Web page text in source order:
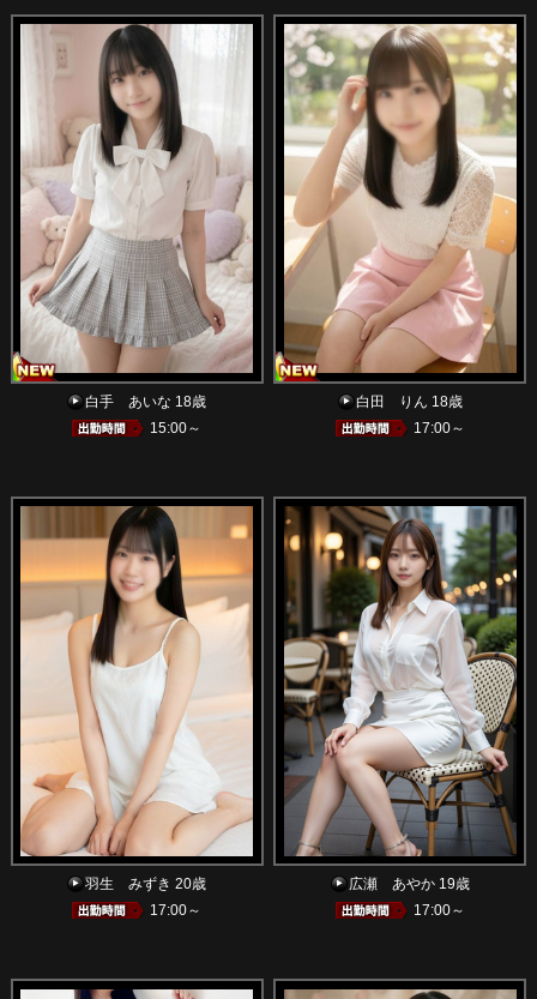
白手 あいな 18歳
15:00～
白田 りん 18歳
17:00～
羽生 みずき 20歳
17:00～
広瀬 あやか 19歳
17:00～